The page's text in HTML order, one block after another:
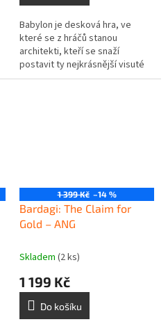
Babylon je desková hra, ve
které se z hráčů stanou
architekti, kteří se snaží
postavit ty nejkrásnější visuté
zahrady. V rámci každého tahu
1 399 Kč –14 %
Bardagi: The Claim for
Gold – ANG
Skladem (2 ks)
1 199 Kč
Do košíku